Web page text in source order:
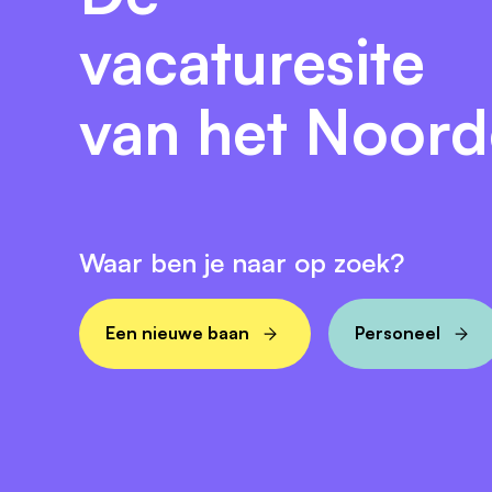
vacaturesite
van het
Waar ben je naar op zoek?
Een nieuwe baan Personeel